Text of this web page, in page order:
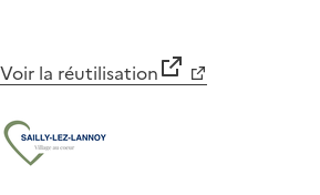
Voir la réutilisation